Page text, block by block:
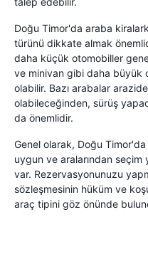
Doğu Timor'da araba
türünü dikkate almak
daha küçük otomobiller
ve minivan gibi daha büyük
olabilir. Bazı arabalar
olabileceğinden, sürüş
da önemlidir.
Genel olarak, Doğu
uygun ve aralarından
var. Rezervasyonunuzu
sözleşmesinin hüküm ve
araç tipini göz önünde